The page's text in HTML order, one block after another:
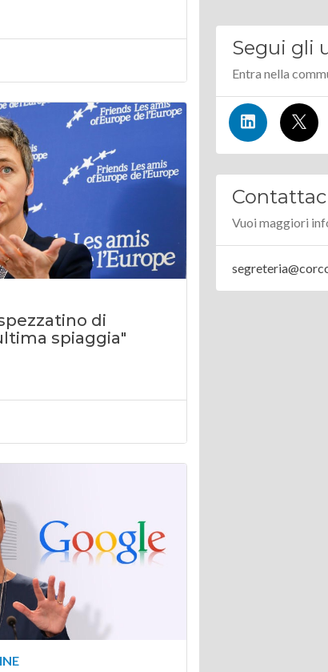
di
spiaggia"
Segui gli
Entra nella
Vuoi maggiori